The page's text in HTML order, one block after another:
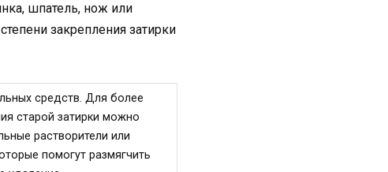
шпатель, нож или
закрепления затирки
средств. Для более
старой затирки можно
растворители или
помогут размягчить